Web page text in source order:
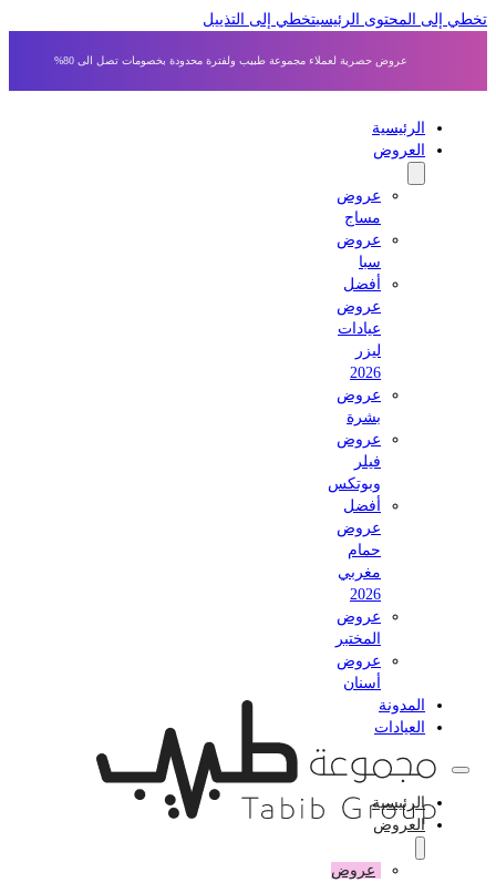
إلى المحتوى الرئيسي تخطي إلى التذييل
عروض حصرية لعملاء مجموعة طبيب ولفترة محدودة بخصومات تصل الى 80%
الرئيسية
العروض
عروض
مساج
عروض
أفضل
عروض
عيادات
عروض
بشرة
عروض
وبوتكس
أفضل
عروض
حمام
مغربي
عروض
المختبر
عروض
أسنان
المدونة
العيادات
الرئيسية
العروض
عروض